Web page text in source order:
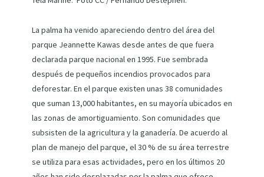
La palma ha venido apareciendo dentro del área del
parque Jeannette Kawas desde antes de que fuera
declarada parque nacional en 1995. Fue sembrada
después de pequeños incendios provocados para
deforestar. En el parque existen unas 38 comunidades
que suman 13,000 habitantes, en su mayoría ubicados en
las zonas de amortiguamiento. Son comunidades que
subsisten de la agricultura y la ganadería. De acuerdo al
plan de manejo del parque, el 30 % de su área terrestre
se utiliza para esas actividades, pero en los últimos 20